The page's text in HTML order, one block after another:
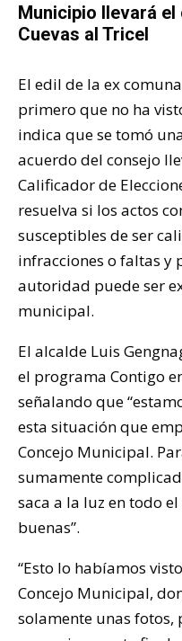
Municipio llevará
Cuevas al Tricel
El edil de la ex
primero que no ha
indica que se tomó
acuerdo del consejo
Calificador de
resuelva si los actos
susceptibles de ser
infracciones o faltas y
autoridad puede ser
municipal.
El alcalde Luis
el programa Contigo
señalando que
esta situación que
Concejo Municipal.
sumamente
saca a la luz en todo
buenas”.
“Esto lo habíamos
Concejo Municipal,
solamente unas fotos,